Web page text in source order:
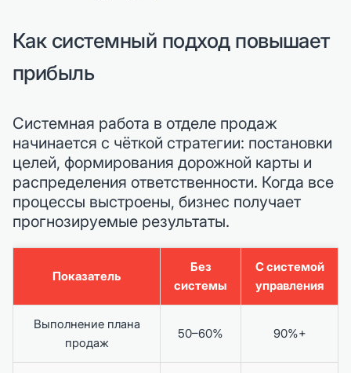
Как системный подход повышает
прибыль
Системная работа в отделе продаж
начинается с чёткой стратегии: постановки
целей, формирования дорожной карты и
распределения ответственности. Когда все
процессы выстроены, бизнес получает
прогнозируемые результаты.
Показатель
Без
системы
С системой
управления
Выполнение плана
продаж
50–60% 90%+